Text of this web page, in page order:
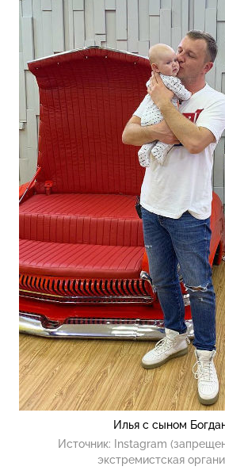
Илья с сыном
Источник:
Instagram
экстремистская